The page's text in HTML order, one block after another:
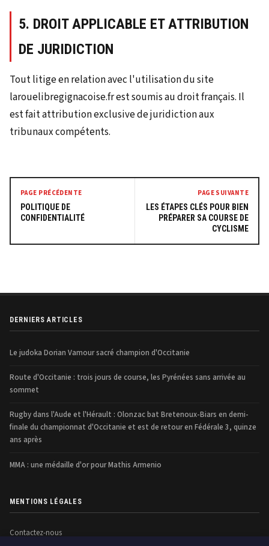
5. DROIT APPLICABLE ET ATTRIBUTION
DE JURIDICTION
Tout litige en relation avec l'utilisation du site
larouelibregignacoise.fr est soumis au droit français. Il
est fait attribution exclusive de juridiction aux
tribunaux compétents.
PAGE PRÉCÉDENTE
POLITIQUE DE
CONFIDENTIALITÉ
PAGE SUIVANTE
LES ÉTAPES CLÉS POUR BIEN
PRÉPARER SA COURSE DE
CYCLISME
DERNIERS ARTICLES
Le judoka Dorian Vamour sacré champion d'Occitanie
Route d'Occitanie : trois jours de course, les Pyrénées sans arrivée au
sommet
Rugby dans l'Aude et l'Hérault : Olonzac bat Bretenoux-Biars en demi-
finale du championnat d'Occitanie et est de retour en Fédérale 3, quinze
ans après
MMA : une médaille d'or pour Mathis Armenio
MENTIONS LÉGALES
Contactez-nous